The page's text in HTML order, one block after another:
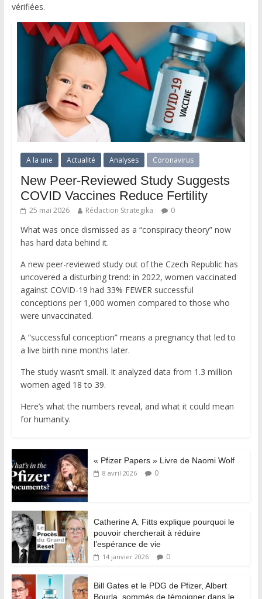
vérifiées.
A la une Actualité Analyses Coronavirus
New Peer-Reviewed Study Suggests
COVID Vaccines Reduce Fertility
25 mai 2026 Rédaction Strategika 0
What was once dismissed as a “conspiracy theory” now
has hard data behind it.
A new peer-reviewed study out of the Czech Republic has
uncovered a disturbing trend: in 2022, women vaccinated
against COVID-19 had 33% FEWER successful
conceptions per 1,000 women compared to those who
were unvaccinated.
A “successful conception” means a pregnancy that led to
a live birth nine months later.
The study wasn’t small. It analyzed data from 1.3 million
women aged 18 to 39.
Here’s what the numbers reveal, and what it could mean
for humanity.
« Pfizer Papers » Livre de Naomi Wolf
8 avril 2026 0
Catherine A. Fitts explique pourquoi le
pouvoir chercherait à réduire
l’espérance de vie
14 janvier 2026 0
Bill Gates et le PDG de Pfizer, Albert
Bourla, sommés de témoigner dans le